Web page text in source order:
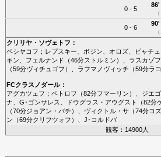
0 - 5
86'
（
0 - 6
90'
（
クリリヤ・ソヴェトフ ：
ペシヤコフ ； レプスキー ボジン オロズ、 ピャチ
キン
フェルナンド （46分ストルミン ）、 ラスカゾフ
（59分ヴィチュゴフ ）、 ラフマノヴィッチ （59分ラ
FCクラスノダール：
アグカツェフ ； ペトロフ （82分フマーリン ）、 ジエ
ナ
G･ゴンサレス ドウグラス・アウグスト （82分
（70分ジョアン・バチ ）、 ヴィクトル・サ（74分コ
ン （69分クリフツォフ ）、 J･コルドバ
観客：14900人